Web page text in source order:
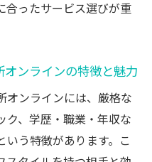
合ったサービス選びが重
ンラインの特徴と魅力
オンラインには、厳格な
ク、学歴・職業・年収な
いう特徴があります。こ